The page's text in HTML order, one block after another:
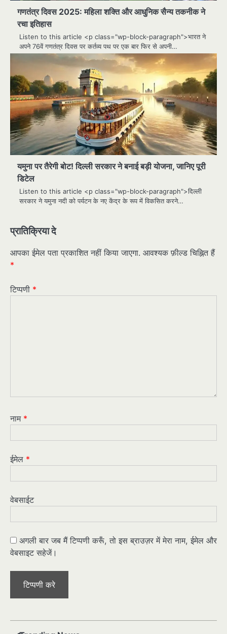
गणतंत्र दिवस 2025: महिला शक्ति और आधुनिक सैन्य तकनीक ने
रचा इतिहास
Listen to this article <p class="wp-block-paragraph">भारत ने
अपने 76वें गणतंत्र दिवस पर कर्तव्य पथ पर एक बार फिर से अपनी…
यमुना पर तैरेगी बोट! दिल्ली सरकार ने बनाई बड़ी योजना, जानिए पूरी
डिटेल
Listen to this article <p class="wp-block-paragraph">दिल्ली
सरकार ने यमुना नदी को पर्यटन के नए केंद्र के रूप में विकसित करने…
प्रातिक्रिया दे
आपका ईमेल पता प्रकाशित नहीं किया जाएगा. आवश्यक फ़ील्ड चिह्नित हैं
*
टिप्पणी *
नाम *
ईमेल *
वेबसाईट
अगली बार जब मैं टिप्पणी करूँ, तो इस ब्राउज़र में मेरा नाम, ईमेल और
वेबसाइट सहेजें।